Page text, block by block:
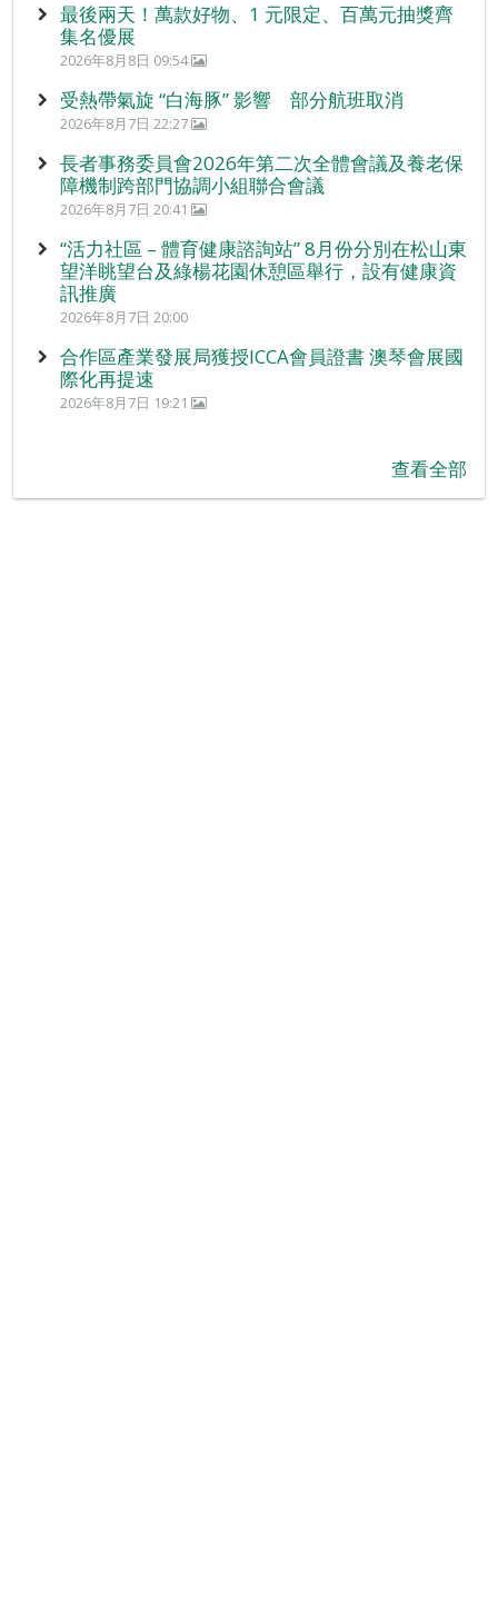
最後兩天！萬款好物、1 元限定、百萬元抽獎齊
集名優展
2026年8月8日 09:54
受熱帶氣旋 “白海豚” 影響 部分航班取消
2026年8月7日 22:27
長者事務委員會2026年第二次全體會議及養老保
障機制跨部門協調小組聯合會議
2026年8月7日 20:41
“活力社區 – 體育健康諮詢站” 8月份分別在松山東
望洋眺望台及綠楊花園休憩區舉行，設有健康資
訊推廣
2026年8月7日 20:00
合作區產業發展局獲授ICCA會員證書 澳琴會展國
際化再提速
2026年8月7日 19:21
查看全部